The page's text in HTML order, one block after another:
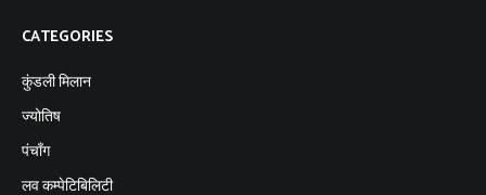
CATEGORIES
कुंडली मिलान
ज्योतिष
पंचाँग
लव कम्पेटिबिलिटी